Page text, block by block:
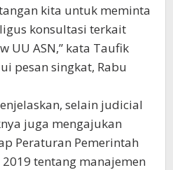
kita untuk meminta
konsultasi terkait
UU ASN,” kata Taufik
pesan singkat, Rabu
selain judicial
juga mengajukan
Peraturan Pemerintah
tentang manajemen